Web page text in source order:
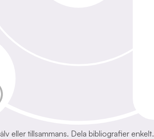
eller tillsammans. Dela bibliografier enkelt.